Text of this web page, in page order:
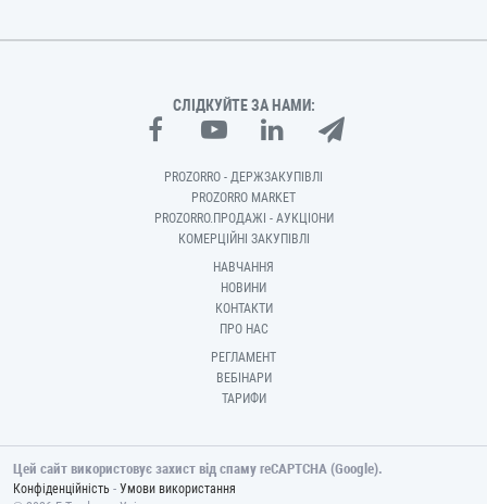
СЛІДКУЙТЕ ЗА НАМИ:
PROZORRO - ДЕРЖЗАКУПІВЛІ
PROZORRO MARKET
PROZORRO.ПРОДАЖІ - АУКЦІОНИ
КОМЕРЦІЙНІ ЗАКУПІВЛІ
НАВЧАННЯ
НОВИНИ
КОНТАКТИ
ПРО НАС
РЕГЛАМЕНТ
ВЕБІНАРИ
ТАРИФИ
Цей сайт використовує захист від спаму reCAPTCHA (Google).
Конфіденційність - Умови використання